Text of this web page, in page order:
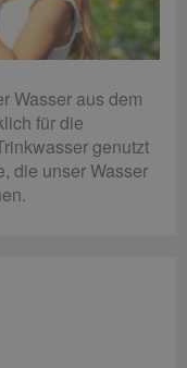
Wasser aus dem
für die
genutzt
die unser Wasser